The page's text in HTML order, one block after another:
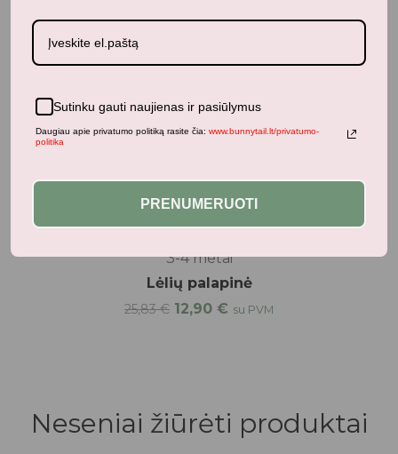
3-4 metai
Lėlių palapinė
25,83€ 12,90 € su PVM
Neseniai žiūrėti produktai
Sutinku gauti naujienas ir pasiūlymus
Daugiau apie privatumo politiką rasite čia: www.bunnytail.lt/privatumo-
politika
PRENUMERUOTI